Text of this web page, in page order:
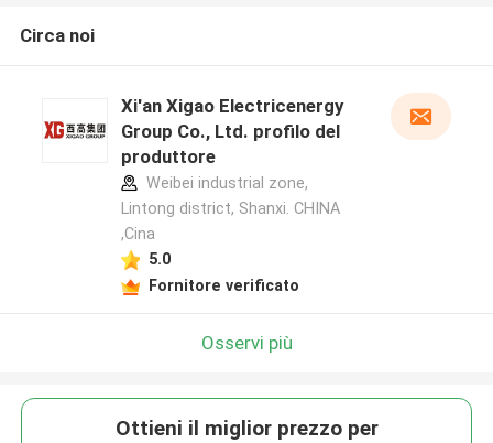
Circa noi
Xi'an Xigao Electricenergy
Group Co., Ltd. profilo del
produttore
Weibei industrial zone,
Lintong district, Shanxi. CHINA
,Cina
5.0
Fornitore verificato
Osservi più
Ottieni il miglior prezzo per